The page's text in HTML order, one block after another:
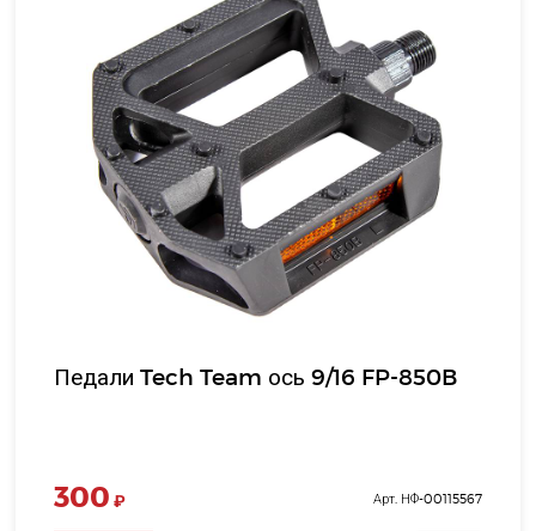
Педали Tech Team ось 9/16 FP-850B
300 ₽ Арт. НФ-00115567